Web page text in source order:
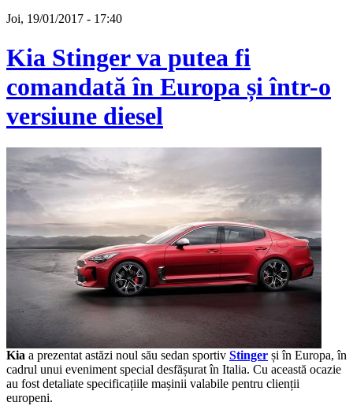
Joi, 19/01/2017 - 17:40
Kia Stinger va putea fi
comandată în Europa și într-o
versiune diesel
Kia a prezentat astăzi noul său sedan sportiv Stinger și în Europa, în
cadrul unui eveniment special desfășurat în Italia. Cu această ocazie
au fost detaliate specificațiile mașinii valabile pentru clienții
europeni.